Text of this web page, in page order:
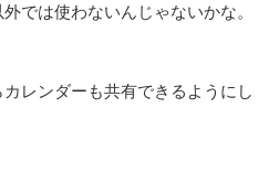
では使わないんじゃないかな。
レンダーも共有できるようにし